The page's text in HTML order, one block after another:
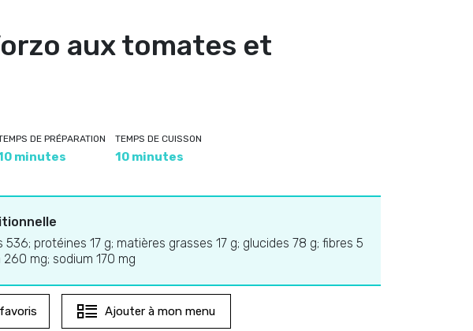
aux tomates et
DE PRÉPARATION
minutes
TEMPS DE CUISSON
10 minutes
536; protéines 17 g; matières grasses 17 g; glucides 78 g; fibres 5
mg; sodium 170 mg
Ajouter à mon menu